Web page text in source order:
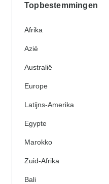
Topbestemmingen
Afrika
Azië
Australië
Europe
Latijns-Amerika
Egypte
Marokko
Zuid-Afrika
Bali